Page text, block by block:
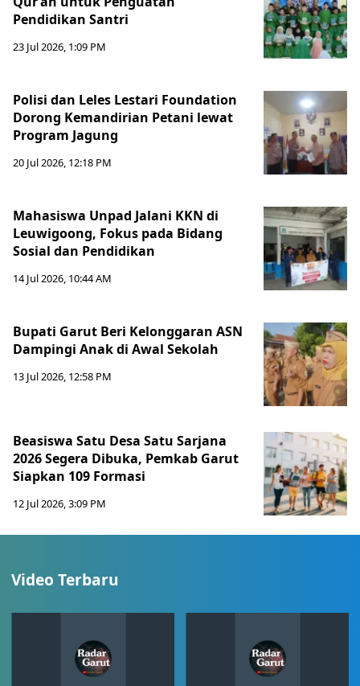
Pendidikan Santri
23 Jul 2026, 1:09 PM
Polisi dan Leles Lestari Foundation
Dorong Kemandirian Petani lewat
Program Jagung
20 Jul 2026, 12:18 PM
Mahasiswa Unpad Jalani KKN di
Leuwigoong, Fokus pada Bidang
Sosial dan Pendidikan
14 Jul 2026, 10:44 AM
Bupati Garut Beri Kelonggaran ASN
Dampingi Anak di Awal Sekolah
13 Jul 2026, 12:58 PM
Beasiswa Satu Desa Satu Sarjana
2026 Segera Dibuka, Pemkab Garut
Siapkan 109 Formasi
12 Jul 2026, 3:09 PM
Video Terbaru